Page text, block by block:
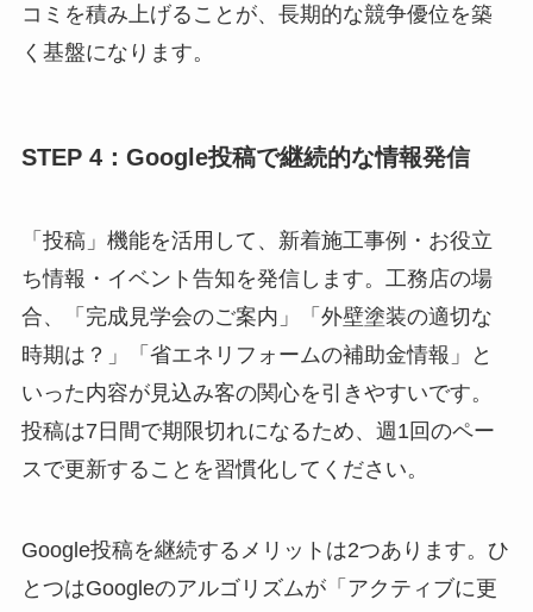
コミを積み上げることが、長期的な競争優位を築
く基盤になります。
STEP 4：Google投稿で継続的な情報発信
「投稿」機能を活用して、新着施工事例・お役立
ち情報・イベント告知を発信します。工務店の場
合、「完成見学会のご案内」「外壁塗装の適切な
時期は？」「省エネリフォームの補助金情報」と
いった内容が見込み客の関心を引きやすいです。
投稿は7日間で期限切れになるため、週1回のペー
スで更新することを習慣化してください。
Google投稿を継続するメリットは2つあります。ひ
とつはGoogleのアルゴリズムが「アクティブに更